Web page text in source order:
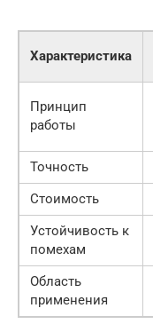
Характеристика
Принцип
работы
Точность
Стоимость
Устойчивость к
помехам
Область
применения